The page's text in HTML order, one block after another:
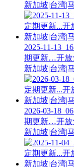
新加坡|台湾|
2025-11-
期更新…开放
新加坡|台湾|
2026-03-
期更新…开放
新加坡|台湾|